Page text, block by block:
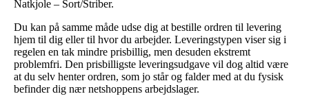
Natkjole – Sort/Striber.
Du kan på samme måde udse dig at bestille ordren til levering
hjem til dig eller til hvor du arbejder. Leveringstypen viser sig i
regelen en tak mindre prisbillig, men desuden ekstremt
problemfri. Den prisbilligste leveringsudgave vil dog altid være
at du selv henter ordren, som jo står og falder med at du fysisk
befinder dig nær netshoppens arbejdslager.